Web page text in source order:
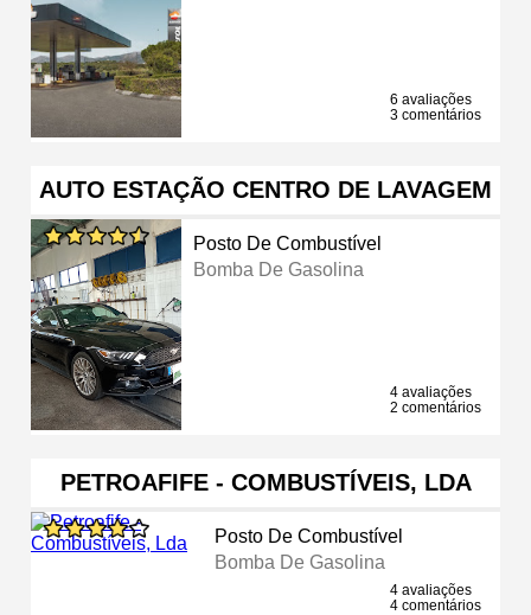
6 avaliações
3 comentários
AUTO ESTAÇÃO CENTRO DE LAVAGEM
Posto De Combustível
Bomba De Gasolina
4 avaliações
2 comentários
PETROAFIFE - COMBUSTÍVEIS, LDA
Posto De Combustível
Bomba De Gasolina
4 avaliações
4 comentários